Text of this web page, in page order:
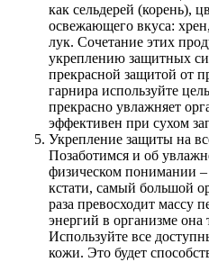
как сельдерей (корень),
освежающего вкуса:
лук. Сочетание этих
укреплению защитных
прекрасной защитой от
гарнира используйте
прекрасно увлажняет
эффективен при сухом
Укрепление защиты на
Позаботимся и об
физическом понимании
кстати, самый большой
раза превосходит массу
энергий в организме
Используйте все
кожи. Это будет